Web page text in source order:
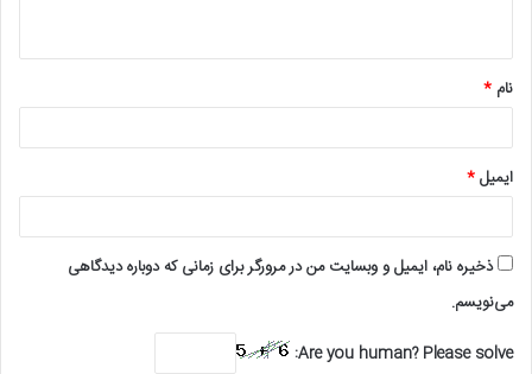
*
نام *
ایمیل*
ذخیره نام، ایمیل و وبسایت من در مرورگر برای زمانی که دوباره دیدگاهی
می‌نویسم.
Are you human? Please solve: